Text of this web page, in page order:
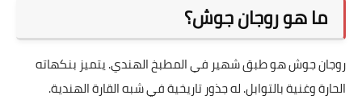
ما هو روجان جوش؟
روجان جوش هو طبق شهير في المطبخ الهندي. يتميز بنكهاته
الحارة وغنية بالتوابل. له جذور تاريخية في شبه القارة الهندية.